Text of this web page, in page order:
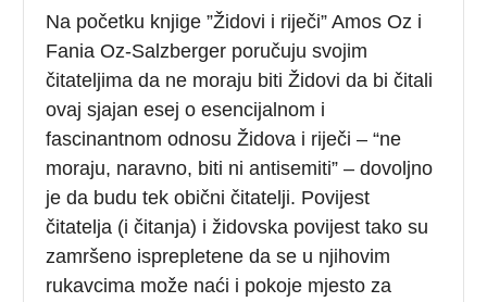
Na početku knjige ”Židovi i riječi” Amos Oz i
Fania Oz-Salzberger poručuju svojim
čitateljima da ne moraju biti Židovi da bi čitali
ovaj sjajan esej o esencijalnom i
fascinantnom odnosu Židova i riječi – “ne
moraju, naravno, biti ni antisemiti” – dovoljno
je da budu tek obični čitatelji. Povijest
čitatelja (i čitanja) i židovska povijest tako su
zamršeno isprepletene da se u njihovim
rukavcima može naći i pokoje mjesto za